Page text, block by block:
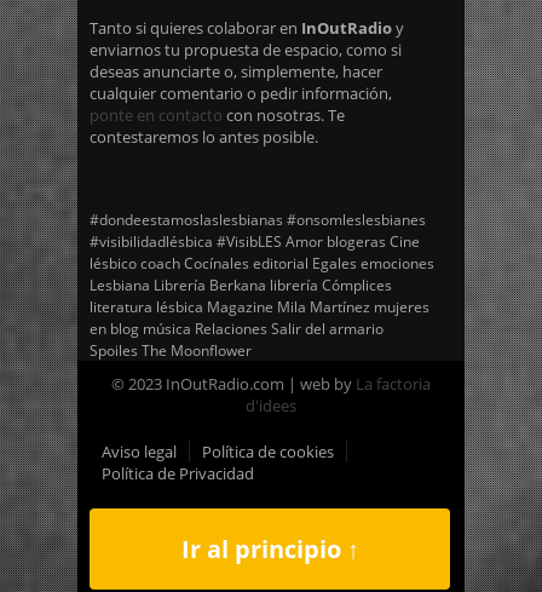
Tanto si quieres colaborar en InOutRadioy
enviarnos tu propuesta de espacio, como si
deseas anunciarte o, simplemente, hacer
cualquier comentario o pedir información,
ponte en contacto con nosotras. Te
contestaremos lo antes posible.
#dondeestamoslaslesbianas #onsomleslesbianes
#visibilidadlésbica #VisibLES Amor blogeras Cine
lésbicocoachCocínales editorial Egales emociones
Lesbiana Librería Berkana librería Cómplices
literatura lésbica Magazine Mila Martínez mujeres
en blog música Relaciones Salir del armario
Spoiles The Moonflower
© 2023 InOutRadio.com | web by La factoria
d'idees
Aviso legal
Política de cookies
Política de Privacidad
Ir al principio ↑